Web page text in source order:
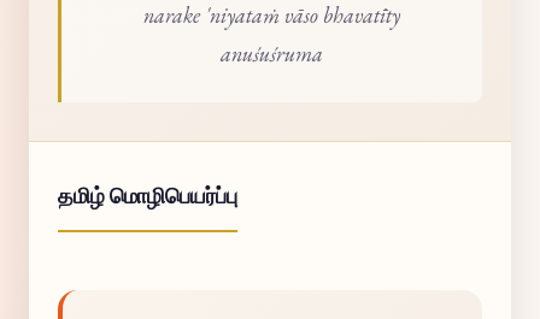
narake 'niyataṁ vāso bhavatīty
anuśuśruma
தமிழ் மொழிபெயர்ப்பு